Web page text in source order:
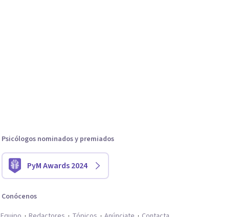
Psicólogos nominados y premiados
PyM Awards 2024
Conócenos